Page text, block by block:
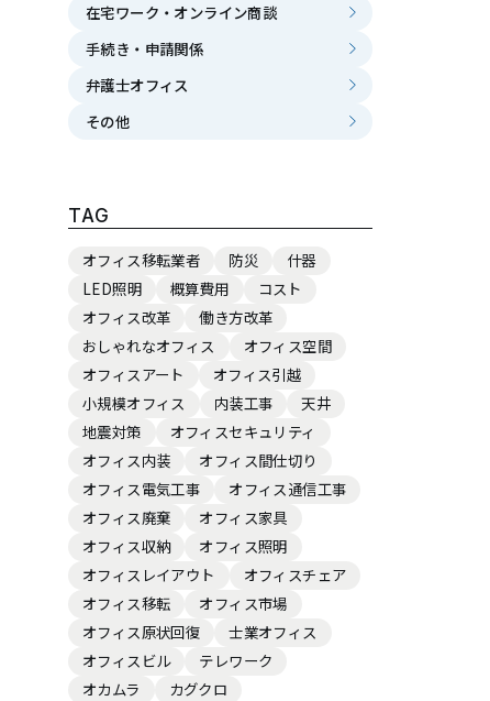
会員ログイン
NEWS 新着情報
在宅ワーク・オンライン商談
手続き・申請関係
弁護士オフィス
その他
TAG
オフィス移転業者
防災
什器
LED照明
概算費用
コスト
オフィス改革
働き方改革
おしゃれなオフィス
オフィス空間
オフィスアート
オフィス引越
小規模オフィス
内装工事
天井
地震対策
オフィスセキュリティ
オフィス内装
オフィス間仕切り
オフィス電気工事
オフィス通信工事
オフィス廃棄
オフィス家具
オフィス収納
オフィス照明
オフィスレイアウト
オフィスチェア
オフィス移転
オフィス市場
オフィス原状回復
士業オフィス
オフィスビル
テレワーク
オカムラ
カグクロ